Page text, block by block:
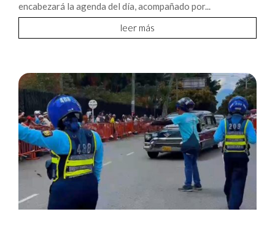
encabezará la agenda del día, acompañado por...
leer más